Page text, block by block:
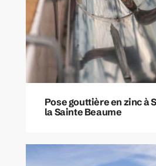
Pose gouttière en zinc à
la Sainte Beaume